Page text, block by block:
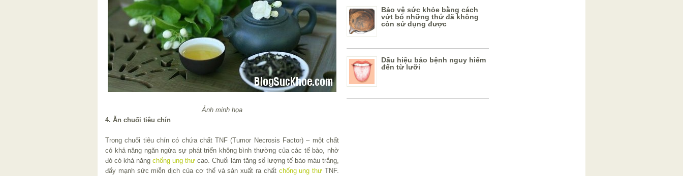
Ảnh minh họa
4. Ăn chuối tiêu chín
Trong chuối tiêu chín có chứa chất TNF (Tumor Necrosis Factor) – một chất
có khả năng ngăn ngừa sự phát triển không bình thường của các tế bào, nhờ
đó có khả năng chống ung thư cao. Chuối làm tăng số lượng tế bào máu trắng,
đẩy mạnh sức miễn dịch của cơ thể và sản xuất ra chất chống ung thư TNF.
Bảo vệ sức khỏe bằng cách
vứt bỏ những thứ đã không
còn sử dụng được
Dấu hiệu báo bệnh nguy hiểm
đến từ lưỡi